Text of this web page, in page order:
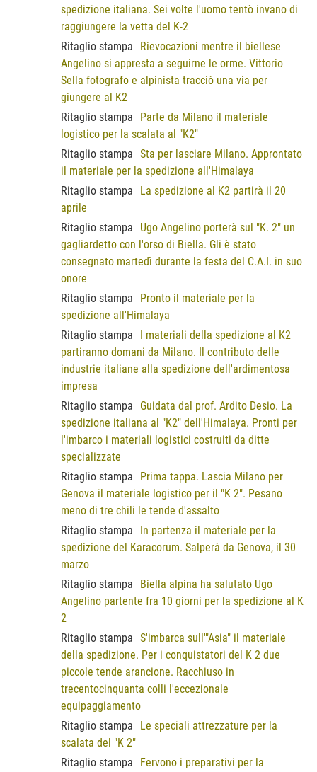
spedizione italiana. Sei volte l'uomo tentò invano di
raggiungere la vetta del K-2
Ritaglio stampa
Rievocazioni mentre il biellese
Angelino si appresta a seguirne le orme. Vittorio
Sella fotografo e alpinista tracciò una via per
giungere al K2
Ritaglio stampa
Parte da Milano il materiale
logistico per la scalata al "K2"
Ritaglio stampa Sta per lasciare Milano. Approntato
il materiale per la spedizione all'Himalaya
Ritaglio stampa
La spedizione al K2 partirà il 20
aprile
Ritaglio stampa
Ugo Angelino porterà sul "K. 2" un
gagliardetto con l'orso di Biella. Gli è stato
consegnato martedì durante la festa del C.A.I. in suo
onore
Ritaglio stampa
Pronto il materiale per la
spedizione all'Himalaya
Ritaglio stampa
I materiali della spedizione al K2
partiranno domani da Milano. Il contributo delle
industrie italiane alla spedizione dell'ardimentosa
impresa
Ritaglio stampa
Guidata dal prof. Ardito Desio. La
spedizione italiana al "K2" dell'Himalaya. Pronti per
l'imbarco i materiali logistici costruiti da ditte
specializzate
Ritaglio stampa
Prima tappa. Lascia Milano per
Genova il materiale logistico per il "K 2". Pesano
meno di tre chili le tende d'assalto
Ritaglio stampa
In partenza il materiale per la
spedizione del Karacorum. Salperà da Genova, il 30
marzo
Ritaglio stampa
Biella alpina ha salutato Ugo
Angelino partente fra 10 giorni per la spedizione al K
2
Ritaglio stampa S'imbarca sull'"Asia" il materiale
della spedizione. Per i conquistatori del K 2 due
piccole tende arancione. Racchiuso in
trecentocinquanta colli l'eccezionale
equipaggiamento
Ritaglio stampa
Le speciali attrezzature per la
scalata del "K 2"
Ritaglio stampa
Fervono i preparativi per la